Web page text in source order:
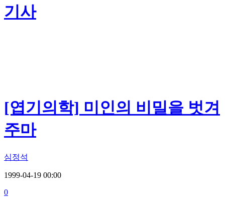
기사
[엽기의학] 미인의 비밀을 벗겨
주마
심정석
1999-04-19 00:00
0